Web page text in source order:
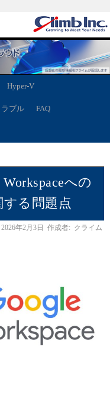
Hyper-V
ラブル FAQ
への
る問題点
2026年2月3日 作成者: クライム